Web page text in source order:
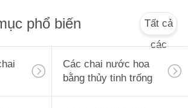
phổ biến
Tất cả
các
Các chai nước hoa
bằng thủy tinh trống